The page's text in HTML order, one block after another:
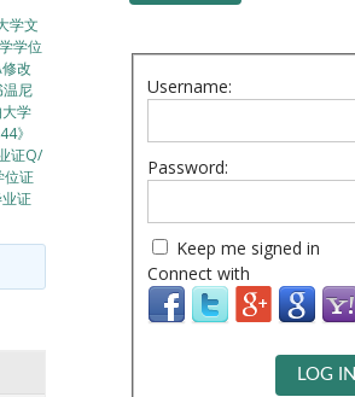
学文
学位
改
尼
学
》
证Q/
位证
证
Username:
Password:
Keep me signed in
Connect with
LOG IN